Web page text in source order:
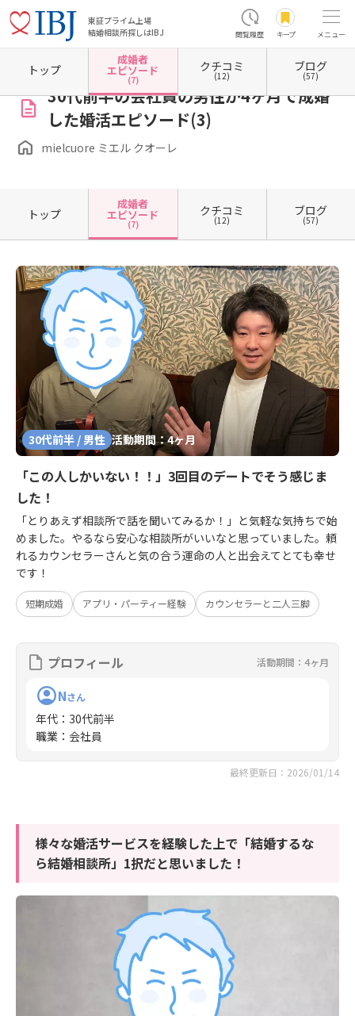
東証プライム上場
結婚相談所探しはIBJ
閲覧履歴 キープ メニュー
ホーム 栃木県の結婚相談所 栃木県小山市 mielcuore ミエル クオーレ 成婚者エピソー
30代前半の会社員の男性が4ヶ月で成婚
した婚活エピソード(3)
mielcuore ミエル クオーレ
トップ
成婚者
エピソード
(7)
クチコミ
(12)
ブログ
(57)
トップ
成婚者
エピソード
(7)
クチコミ
(12)
ブログ
(57)
30代前半 / 男性 活動期間：4ヶ月
「この人しかいない！！」3回目のデートでそう感じま
した！
「とりあえず相談所で話を聞いてみるか！」と気軽な気持ちで始
めました。やるなら安心な相談所がいいなと思っていました。頼
れるカウンセラーさんと気の合う運命の人と出会えてとても幸せ
です！
短期成婚 アプリ・パーティー経験 カウンセラーと二人三脚
プロフィール 活動期間：4ヶ月
Nさん
年代 ： 30代前半
職業 ： 会社員
最終更新日：2026/01/14
様々な婚活サービスを経験した上で「結婚するな
ら結婚相談所」1択だと思いました！